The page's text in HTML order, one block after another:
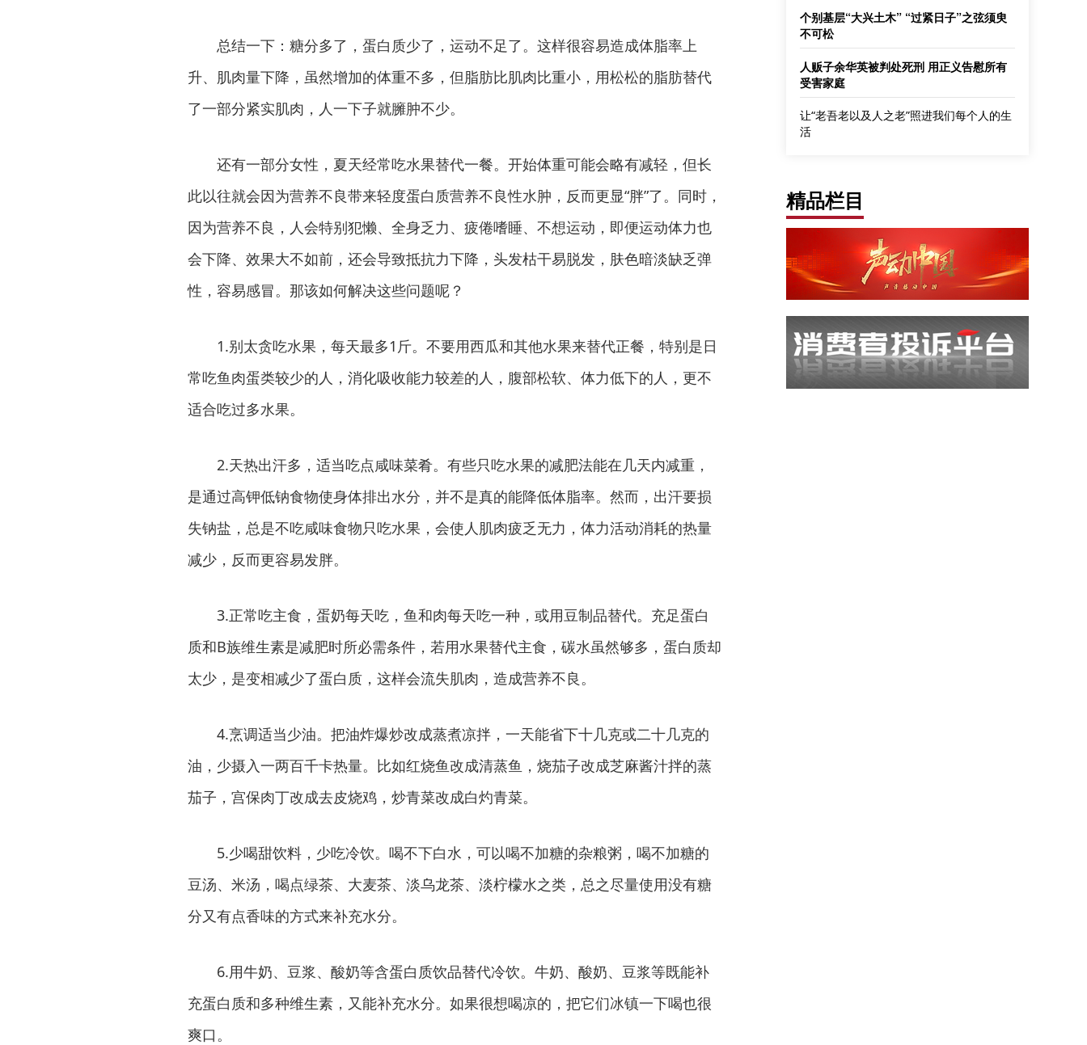
总结一下：糖分多了，蛋白质少了，运动不足了。这样很容易造成体脂率上
升、肌肉量下降，虽然增加的体重不多，但脂肪比肌肉比重小，用松松的脂肪替代
了一部分紧实肌肉，人一下子就臃肿不少。
还有一部分女性，夏天经常吃水果替代一餐。开始体重可能会略有减轻，但长
此以往就会因为营养不良带来轻度蛋白质营养不良性水肿，反而更显“胖”了。同时，
因为营养不良，人会特别犯懒、全身乏力、疲倦嗜睡、不想运动，即便运动体力也
会下降、效果大不如前，还会导致抵抗力下降，头发枯干易脱发，肤色暗淡缺乏弹
性，容易感冒。那该如何解决这些问题呢？
1.别太贪吃水果，每天最多1斤。不要用西瓜和其他水果来替代正餐，特别是日
常吃鱼肉蛋类较少的人，消化吸收能力较差的人，腹部松软、体力低下的人，更不
适合吃过多水果。
2.天热出汗多，适当吃点咸味菜肴。有些只吃水果的减肥法能在几天内减重，
是通过高钾低钠食物使身体排出水分，并不是真的能降低体脂率。然而，出汗要损
失钠盐，总是不吃咸味食物只吃水果，会使人肌肉疲乏无力，体力活动消耗的热量
减少，反而更容易发胖。
3.正常吃主食，蛋奶每天吃，鱼和肉每天吃一种，或用豆制品替代。充足蛋白
质和B族维生素是减肥时所必需条件，若用水果替代主食，碳水虽然够多，蛋白质却
太少，是变相减少了蛋白质，这样会流失肌肉，造成营养不良。
4.烹调适当少油。把油炸爆炒改成蒸煮凉拌，一天能省下十几克或二十几克的
油，少摄入一两百千卡热量。比如红烧鱼改成清蒸鱼，烧茄子改成芝麻酱汁拌的蒸
茄子，宫保肉丁改成去皮烧鸡，炒青菜改成白灼青菜。
5.少喝甜饮料，少吃冷饮。喝不下白水，可以喝不加糖的杂粮粥，喝不加糖的
豆汤、米汤，喝点绿茶、大麦茶、淡乌龙茶、淡柠檬水之类，总之尽量使用没有糖
分又有点香味的方式来补充水分。
6.用牛奶、豆浆、酸奶等含蛋白质饮品替代冷饮。牛奶、酸奶、豆浆等既能补
充蛋白质和多种维生素，又能补充水分。如果很想喝凉的，把它们冰镇一下喝也很
爽口。
个别基层“大兴土木” “过紧日子”之弦须臾
不可松
人贩子余华英被判处死刑 用正义告慰所有
受害家庭
让“老吾老以及人之老”照进我们每个人的生
活
精品栏目